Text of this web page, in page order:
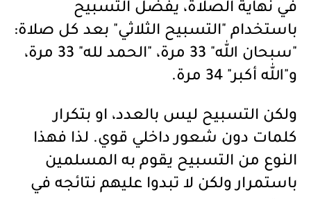
في نهاية الصلاة، يفضل التسبيح
باستخدام "التسبيح الثلاثي" بعد كل صلاة:
"سبحان الله" 33 مرة، "الحمد لله" 33 مرة،
و"الله أكبر" 34 مرة.
ولكن التسبيح ليس بالعدد، او بتكرار
كلمات دون شعور داخلي قوي. لذا فهذا
النوع من التسبيح يقوم به المسلمين
باستمرار ولكن لا تبدوا عليهم نتائجه في